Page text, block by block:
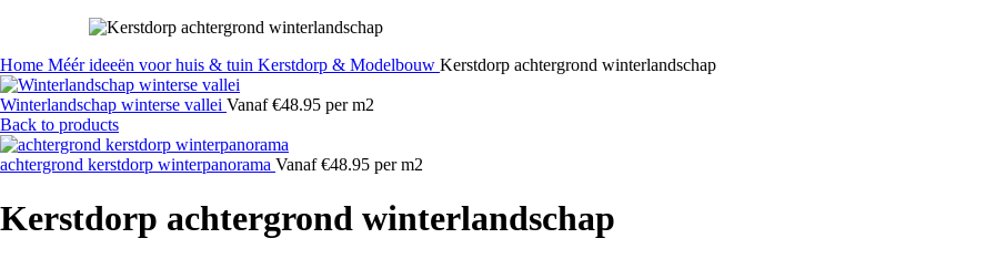
Home Méér ideeën voor huis & tuin Kerstdorp & Modelbouw Kerstdorp achtergrond winterlandschap
Winterlandschap winterse vallei Vanaf €48.95 per m2
Back to products
achtergrond kerstdorp winterpanorama Vanaf €48.95 per m2
Kerstdorp achtergrond winterlandschap